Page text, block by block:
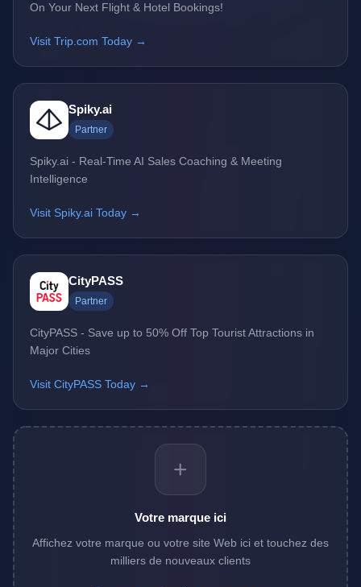
On Your Next Flight & Hotel Bookings!
Visit Trip.com Today →
Spiky.ai
Partner
Spiky.ai - Real-Time AI Sales Coaching & Meeting
Intelligence
Visit Spiky.ai Today →
CityPASS
Partner
CityPASS - Save up to 50% Off Top Tourist Attractions in
Major Cities
Visit CityPASS Today →
+
Votre marque ici
Affichez votre marque ou votre site Web ici et touchez des
milliers de nouveaux clients